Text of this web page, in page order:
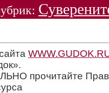
прочитайте